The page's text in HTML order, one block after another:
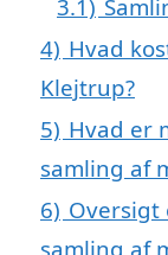
3.1)
4) Hvad
Klejtrup?
5) Hvad er
samling af
6) Oversigt
samling af